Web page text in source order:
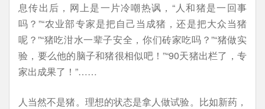
息传出后，网上是一片冷嘲热讽，“人和猪是一回事
吗？”“农业部专家是把自己当成猪，还是把大众当猪
呢？”“猪吃泔水一辈子安全，你们砖家吃吗？”“猪做实
验，要么他的脑子和猪很相似吧！”“90天猪出栏了，专
家出成果了！”……
人当然不是猪。理想的状态是拿人做试验。比如新药，